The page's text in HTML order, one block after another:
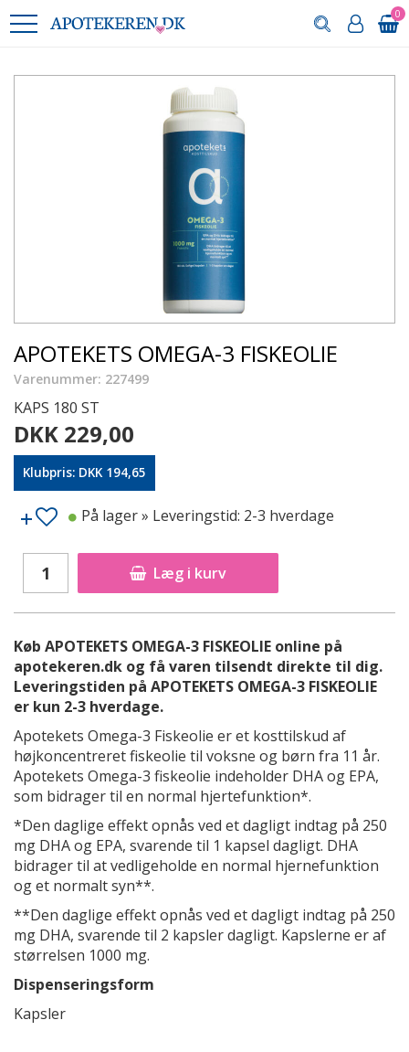
0
APOTEKETS OMEGA-3 FISKEOLIE
Varenummer: 227499
KAPS 180 ST
DKK 229,00
Klubpris: DKK 194,65
Læg i kurv
På lager» Leveringstid: 2-3 hverdage
Køb APOTEKETS OMEGA-3 FISKEOLIE online på
apotekeren.dk og få varen tilsendt direkte til dig.
Leveringstiden på APOTEKETS OMEGA-3 FISKEOLIE
er kun 2-3 hverdage.
Apotekets Omega-3 Fiskeolie er et kosttilskud af
højkoncentreret fiskeolie til voksne og børn fra 11 år.
Apotekets Omega-3 fiskeolie indeholder DHA og EPA,
som bidrager til en normal hjertefunktion*.
*Den daglige effekt opnås ved et dagligt indtag på 250
mg DHA og EPA, svarende til 1 kapsel dagligt. DHA
bidrager til at vedligeholde en normal hjernefunktion
og et normalt syn**.
**Den daglige effekt opnås ved et dagligt indtag på 250
mg DHA, svarende til 2 kapsler dagligt. Kapslerne er af
størrelsen 1000 mg.
Dispenseringsform
Kapsler